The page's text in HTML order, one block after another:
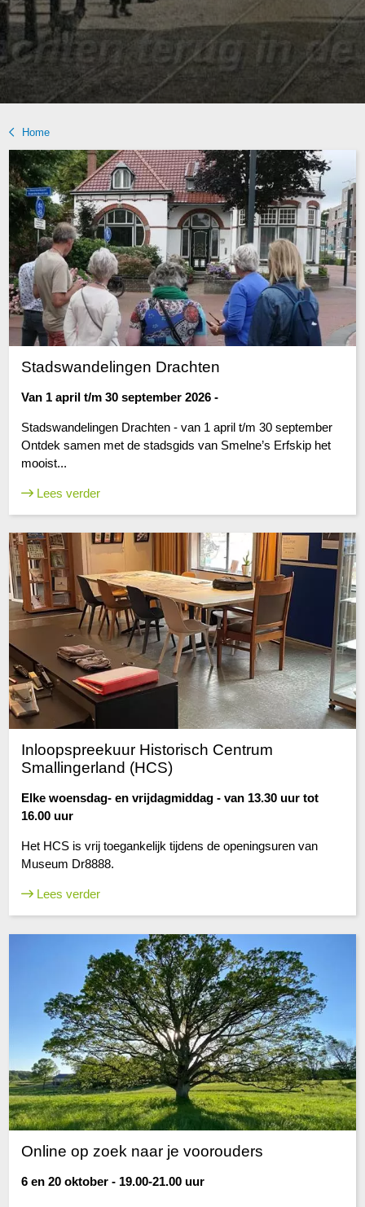
Home
Stadswandelingen Drachten
Van 1 april t/m 30 september 2026 -
Stadswandelingen Drachten - van 1 april t/m 30 september
Ontdek samen met de stadsgids van Smelne’s Erfskip het
mooist...
Lees verder
Inloopspreekuur Historisch Centrum
Smallingerland (HCS)
Elke woensdag- en vrijdagmiddag - van 13.30 uur tot
16.00 uur
Het HCS is vrij toegankelijk tijdens de openingsuren van
Museum Dr8888.
Lees verder
Online op zoek naar je voorouders
6 en 20 oktober - 19.00-21.00 uur